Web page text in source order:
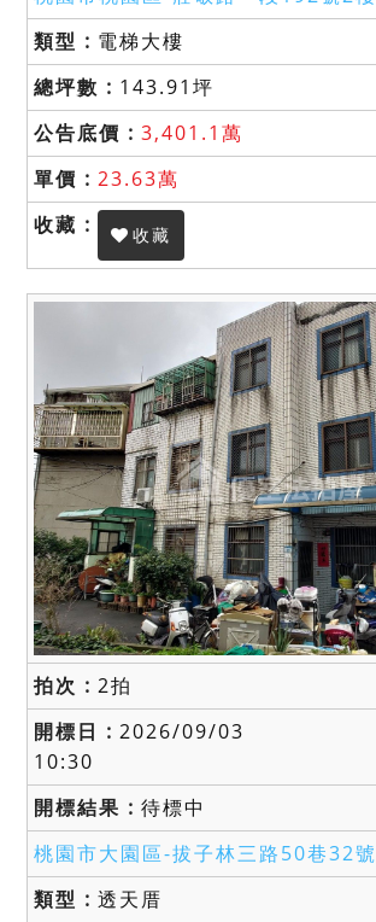
電梯大樓
143.91坪
3,401.1萬
23.63萬
收藏
2拍
2026/09/03
10:30
待標中
桃園市大園區-拔子林三路50巷32號
透天厝